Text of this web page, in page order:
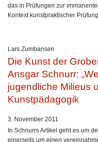
das in Prüfungen zur
Kontext kunstpraktischer
Lars Zumbansen
Die Kunst der
Ansgar Schnurr:
jugendliche Milieus
Kunstpädagogik
3. November 2011
In Schnurrs Artikel geht es um
einerseits um einen